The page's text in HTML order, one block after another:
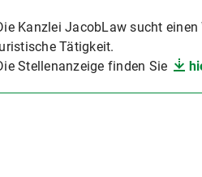
Kanzlei JacobLaw sucht
Tätigkeit.
Stellenanzeige finden Sie